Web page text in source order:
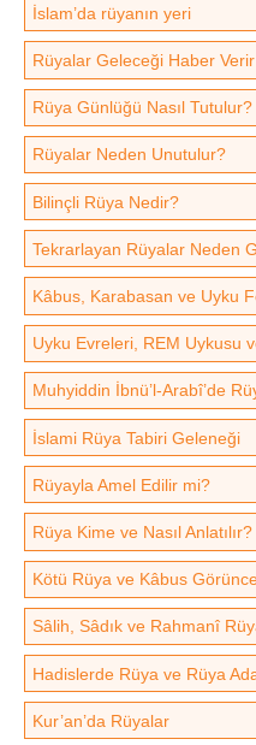
İslam’da rüyanın yeri
Rüyalar Geleceği Haber
Rüya Günlüğü Nasıl Tutulur?
Rüyalar Neden Unutulur?
Bilinçli Rüya Nedir?
Tekrarlayan Rüyalar Neden
Kâbus, Karabasan ve Uyku
Uyku Evreleri, REM Uykusu
Muhyiddin İbnü’l-Arabî’de
İslami Rüya Tabiri Geleneği
Rüyayla Amel Edilir mi?
Rüya Kime ve Nasıl Anlatılır?
Kötü Rüya ve Kâbus
Sâlih, Sâdık ve Rahmanî
Hadislerde Rüya ve Rüya
Kur’an’da Rüyalar